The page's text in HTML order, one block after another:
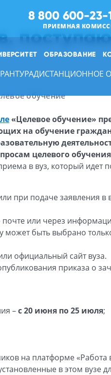
8 800 600-23-
ПРИЕМНАЯ
ОБРАЗОВАНИЕ
ДИСТАНЦИОННОЕ
обучение
«Целевое обучение»
на обучение
целевого
в вуз, который идет
при подаче заявления в
почте или через
может быть выбрано
официальный сайт вуза.
приказа о
–с 20 июня по 25 июля;
на платформе «Работа
в этом вузе